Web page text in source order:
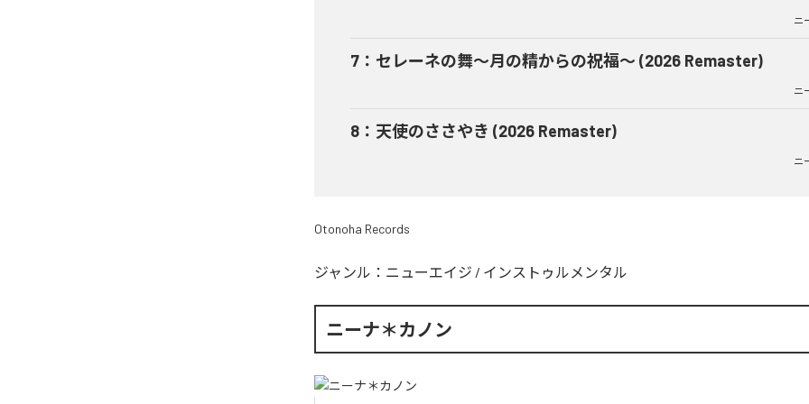
ニ
7 ： セレーネの舞〜月の精からの祝福〜 (2026 Remaster)
ニ
8 ： 天使のささやき (2026 Remaster)
ニ
Otonoha Records
ジャンル： ニューエイジ / インストゥルメンタル
ニーナ＊カノン